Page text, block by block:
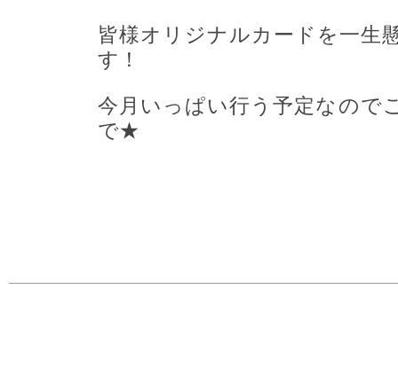
皆様オリジナルカードを一生
す！
今月いっぱい行う予定なので
で★